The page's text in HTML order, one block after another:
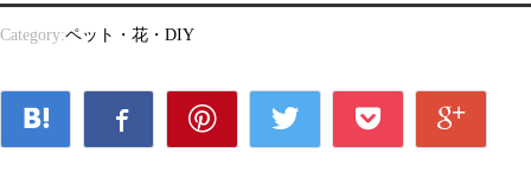
Category:ペット・花・DIY